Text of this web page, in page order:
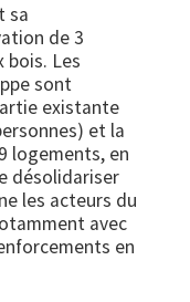
sa
de 3
bois. Les
sont
existante
et la
logements, en
désolidariser
les acteurs du
avec
en